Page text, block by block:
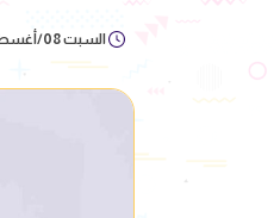
السبت 08/أغسطس/2026 - 02:43 ص